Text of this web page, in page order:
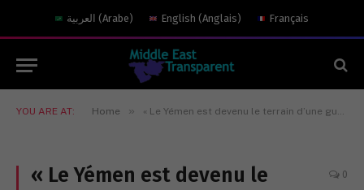
العربية (Arabe) English (Anglais) Français
YOU ARE AT: Home » « Le Yémen est devenu le terrain d’une guerre par procuration entre Riyad et Téhéran »
« Le Yémen est devenu le
0